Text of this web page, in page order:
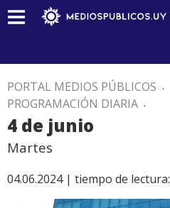
PORTAL MEDIOS PÚBLICOS .
PROGRAMACIÓN DIARIA .
4 de junio
Martes
04.06.2024 | tiempo de lectura: